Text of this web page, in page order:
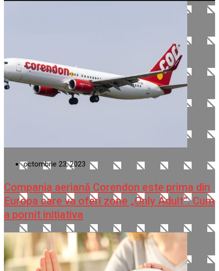
octombrie 23, 2023
Compania aeriană Corendon este prima din
Europa care va oferi zone „Only Adult”. Cum
a pornit inițiativa